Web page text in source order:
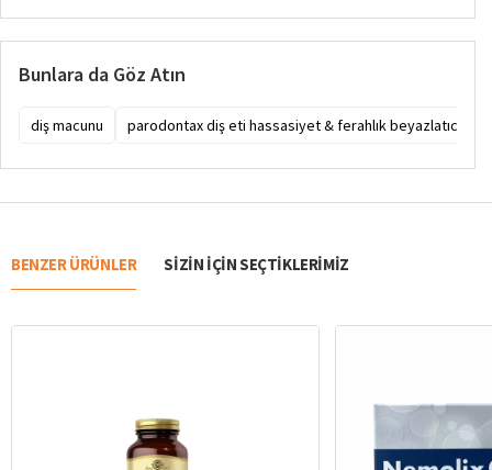
Bunlara da Göz Atın
diş macunu parodontax diş eti hassasiyet & ferahlık beyazlatıcı diş
BENZER ÜRÜNLER SIZIN IÇIN SEÇTIKLERIMIZ